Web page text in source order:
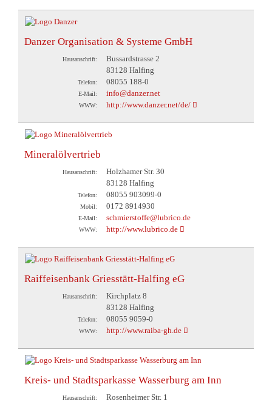
Danzer Organisation & Systeme GmbH
Hausanschrift:
Bussardstrasse 2
83128 Halfing
Telefon: 08055 188-0
E-Mail: info@danzer.net
WWW: http://www.danzer.net/de/
Mineralölvertrieb
Hausanschrift:
Holzhamer Str. 30
83128 Halfing
Telefon: 08055 903099-0
Mobil: 0172 8914930
E-Mail: schmierstoffe@lubrico.de
WWW: http://www.lubrico.de
Raiffeisenbank Griesstätt-Halfing eG
Hausanschrift:
Kirchplatz 8
83128 Halfing
Telefon: 08055 9059-0
WWW: http://www.raiba-gh.de
Kreis- und Stadtsparkasse Wasserburg am Inn
Hausanschrift:
Rosenheimer Str. 1